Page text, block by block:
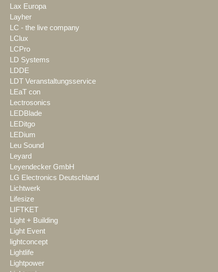
Lax Europa
Layher
LC - the live company
LClux
LCPro
LD Systems
LDDE
LDT Veranstaltungsservice
LEaT con
Lectrosonics
LEDBlade
LEDitgo
LEDium
Leu Sound
Leyard
Leyendecker GmbH
LG Electronics Deutschland
Lichtwerk
Lifesize
LIFTKET
Light + Building
Light Event
lightconcept
Lightlife
Lightpower